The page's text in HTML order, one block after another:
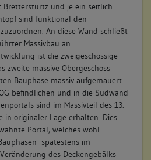
Brettersturtz und je ein seitlich
sind funktional den
An diese Wand schließt
Massivbau an.
ist die zweigeschossige
zweite massive Obergeschoss
Bauphase massiv aufgemauert.
befindlichen und in die Südwand
sind im Massivteil des 13.
in originaler Lage erhalten. Dies
Portal, welches wohl
-spätestens im
des Deckengebälks